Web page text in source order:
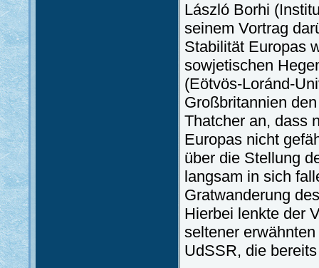
László Borhi
seinem Vortrag
Stabilität Europas
sowjetischen
(Eötvös-Loránd-
Großbritannien
Thatcher an, dass
Europas nicht
über die Stellung
langsam in sich
Gratwanderung
Hierbei lenkte der
seltener
UdSSR, die